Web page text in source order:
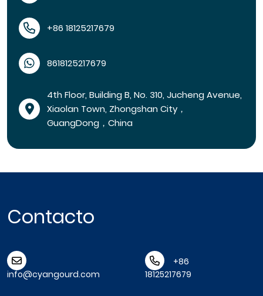
+86 18125217679
8618125217679
4th Floor, Building B, No. 310, Jucheng Avenue,
Xiaolan Town, Zhongshan City，
GuangDong，China
Contacto
info@cyangourd.com
+86
18125217679